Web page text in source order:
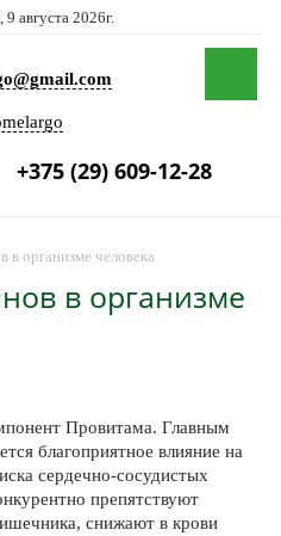
9 августа 2026г.
+375 (29) 609-12-28
в организме человека
в организме
Провитама. Главным
благоприятное влияние на
сердечно-сосудистых
препятствуют
снижают в крови